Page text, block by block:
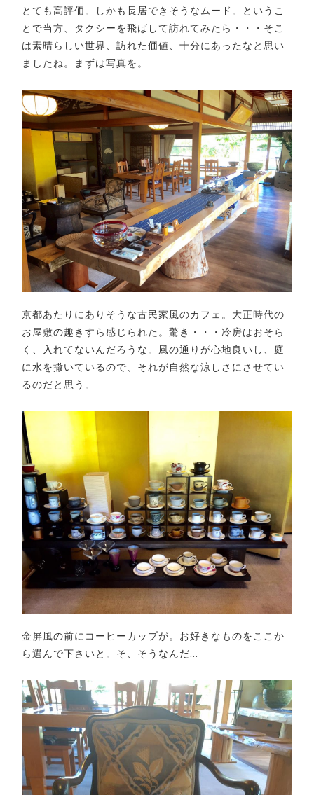
とても高評価。しかも長居できそうなムード。というこ
とで当方、タクシーを飛ばして訪れてみたら・・・そこ
は素晴らしい世界、訪れた価値、十分にあったなと思い
ましたね。まずは写真を。
京都あたりにありそうな古民家風のカフェ。大正時代の
お屋敷の趣きすら感じられた。驚き・・・冷房はおそら
く、入れてないんだろうな。風の通りが心地良いし、庭
に水を撒いているので、それが自然な涼しさにさせてい
るのだと思う。
金屏風の前にコーヒーカップが。お好きなものをここか
ら選んで下さいと。そ、そうなんだ…